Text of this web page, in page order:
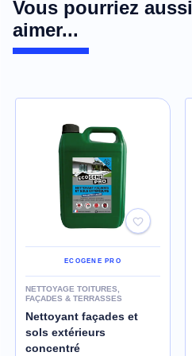
Vous pourriez aussi
aimer...
ECOGENE PRO
NETTOYAGE TOITURES,
FAÇADES & TERRASSES
Nettoyant façades et
sols extérieurs
concentré